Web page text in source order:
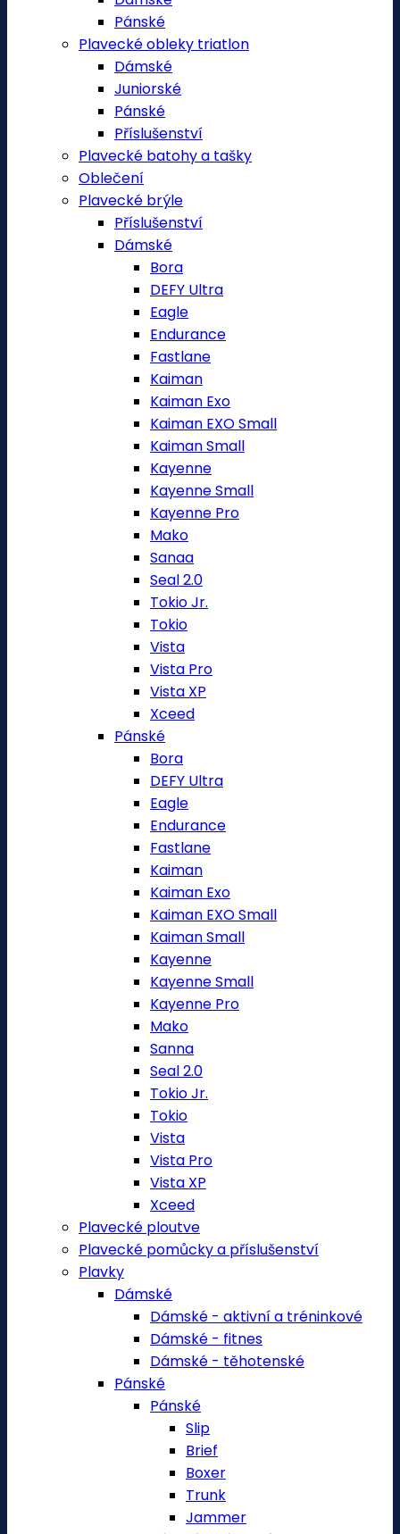
Pánské
Plavecké obleky triatlon
Dámské
Juniorské
Pánské
Příslušenství
Plavecké batohy a tašky
Oblečení
Plavecké brýle
Příslušenství
Dámské
Bora
DEFY Ultra
Eagle
Endurance
Fastlane
Kaiman
Kaiman Exo
Kaiman EXO Small
Kaiman Small
Kayenne
Kayenne Small
Kayenne Pro
Mako
Sanaa
Seal 2.0
Tokio Jr.
Tokio
Vista
Vista Pro
Vista XP
Xceed
Pánské
Bora
DEFY Ultra
Eagle
Endurance
Fastlane
Kaiman
Kaiman Exo
Kaiman EXO Small
Kaiman Small
Kayenne
Kayenne Small
Kayenne Pro
Mako
Sanna
Seal 2.0
Tokio Jr.
Tokio
Vista
Vista Pro
Vista XP
Xceed
Plavecké ploutve
Plavecké pomůcky a příslušenství
Plavky
Dámské
Dámské - aktivní a tréninkové
Dámské - fitnes
Dámské - těhotenské
Pánské
Pánské
Slip
Brief
Boxer
Trunk
Jammer